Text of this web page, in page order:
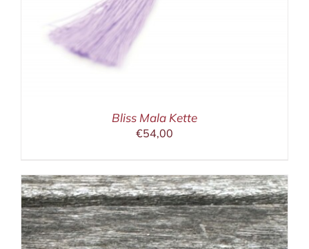
Bliss Mala Kette
€54,00